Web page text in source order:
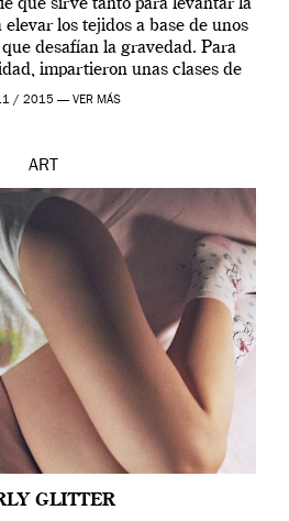
que sirve tanto para levantar la
los tejidos a base de unos
desafían la gravedad. Para
impartieron unas clases de
en el Tate […]
/ 2015 — VER MÁS
ART
GLITTER